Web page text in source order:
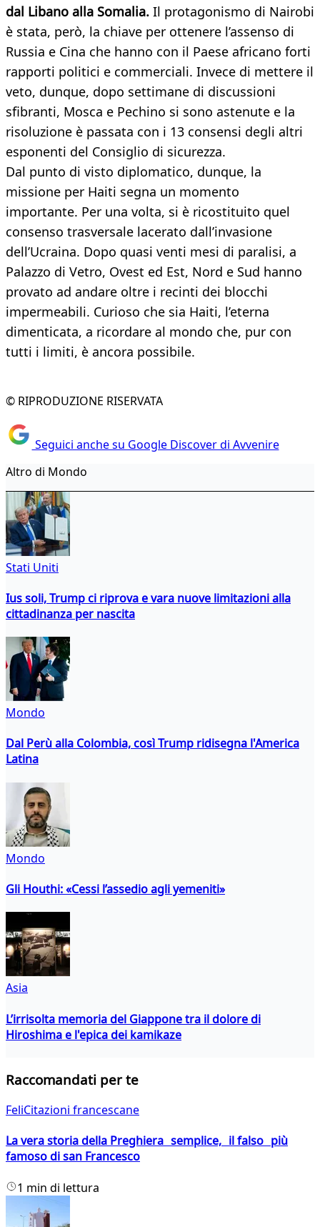
dal Libano alla Somalia. Il protagonismo di Nairobi
è stata, però, la chiave per ottenere l’assenso di
Russia e Cina che hanno con il Paese africano forti
rapporti politici e commerciali. Invece di mettere il
veto, dunque, dopo settimane di discussioni
sfibranti, Mosca e Pechino si sono astenute e la
risoluzione è passata con i 13 consensi degli altri
esponenti del Consiglio di sicurezza.
Dal punto di visto diplomatico, dunque, la
missione per Haiti segna un momento
importante. Per una volta, si è ricostituito quel
consenso trasversale lacerato dall’invasione
dell’Ucraina. Dopo quasi venti mesi di paralisi, a
Palazzo di Vetro, Ovest ed Est, Nord e Sud hanno
provato ad andare oltre i recinti dei blocchi
impermeabili. Curioso che sia Haiti, l’eterna
dimenticata, a ricordare al mondo che, pur con
tutti i limiti, è ancora possibile.
© RIPRODUZIONE RISERVATA
Seguici anche su Google Discover di Avvenire
Altro di Mondo
Stati Uniti
Ius soli, Trump ci riprova e vara nuove limitazioni alla
cittadinanza per nascita
Mondo
Dal Perù alla Colombia, così Trump ridisegna l'America
Latina
Mondo
Gli Houthi: «Cessi l’assedio agli yemeniti»
Asia
L’irrisolta memoria del Giappone tra il dolore di
Hiroshima e l'epica dei kamikaze
Raccomandati per te
FeliCitazioni francescane
La vera storia della Preghiera semplice, il falso più
famoso di san Francesco
1 min di lettura